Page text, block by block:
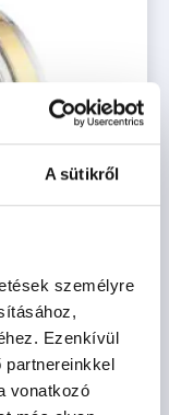
A sütikről
személyre
Ezenkívül
partnereinkkel
vonatkozó